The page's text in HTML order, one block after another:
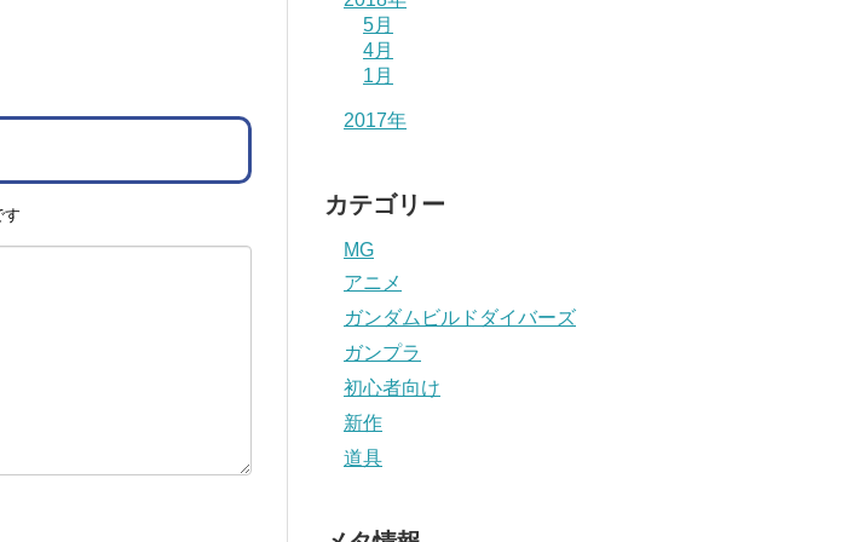
す
5月
4月
1月
2017年
カテゴリー
MG
アニメ
ガンダムビルドダイバーズ
ガンプラ
初心者向け
新作
道具